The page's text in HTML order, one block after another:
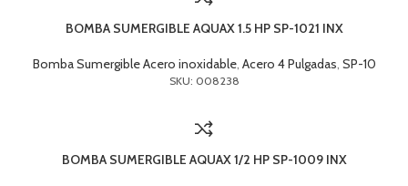
BOMBA SUMERGIBLE AQUAX 1.5 HP SP-1021 INX
Bomba Sumergible Acero inoxidable, Acero 4 Pulgadas, SP-10
SKU: 008238
BOMBA SUMERGIBLE AQUAX 1/2 HP SP-1009 INX